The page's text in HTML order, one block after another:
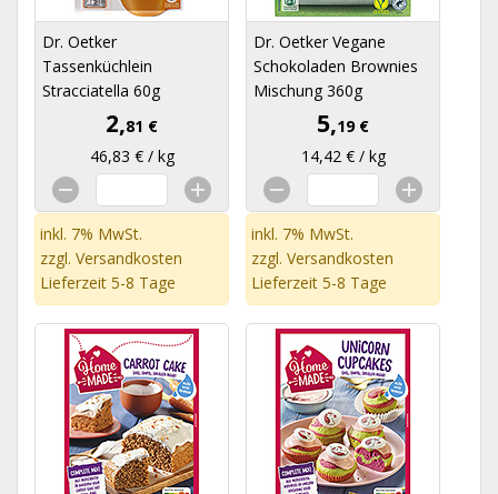
Dr. Oetker
Tassenküchlein
Stracciatella 60g
2,81 €
46,83 € / kg
inkl. 7% MwSt.
zzgl. Versandkosten
Lieferzeit 5-8 Tage
Dr. Oetker Vegane
Schokoladen Brownies
Mischung 360g
5,19 €
14,42 € / kg
inkl. 7% MwSt.
zzgl. Versandkosten
Lieferzeit 5-8 Tage